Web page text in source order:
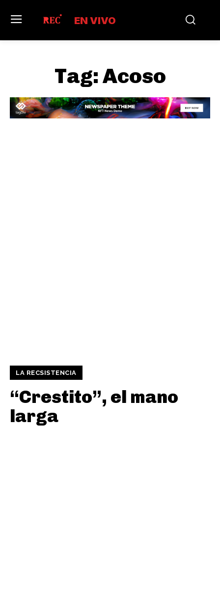
EN VIVO
Tag: Acoso
LA RECSISTENCIA
“Crestito”, el mano
larga